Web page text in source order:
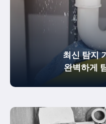
최신 탐지
완벽하게